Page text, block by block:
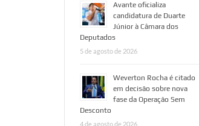
Avante oficializa
candidatura de Duarte
Júnior à Câmara dos
Deputados
5 de agosto de 2026
Weverton Rocha é citado
em decisão sobre nova
fase da Operação Sem
Desconto
4 de agosto de 2026